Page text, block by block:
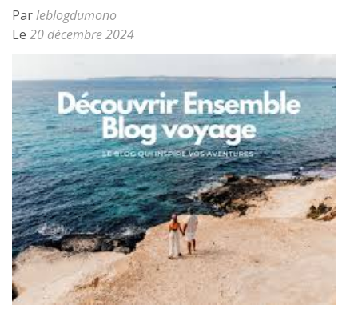
Parleblogdumono
Le 20 décembre 2024